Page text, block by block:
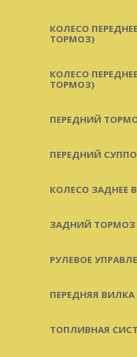
КОЛЕСО
ТОРМОЗ)
КОЛЕСО
ТОРМОЗ)
ПЕРЕДНИЙ
ПЕРЕДНИЙ
КОЛЕСО ЗАДНЕЕ
ЗАДНИЙ ТОРМОЗ
РУЛЕВОЕ
ПЕРЕДНЯЯ ВИЛКА
ТОПЛИВНАЯ